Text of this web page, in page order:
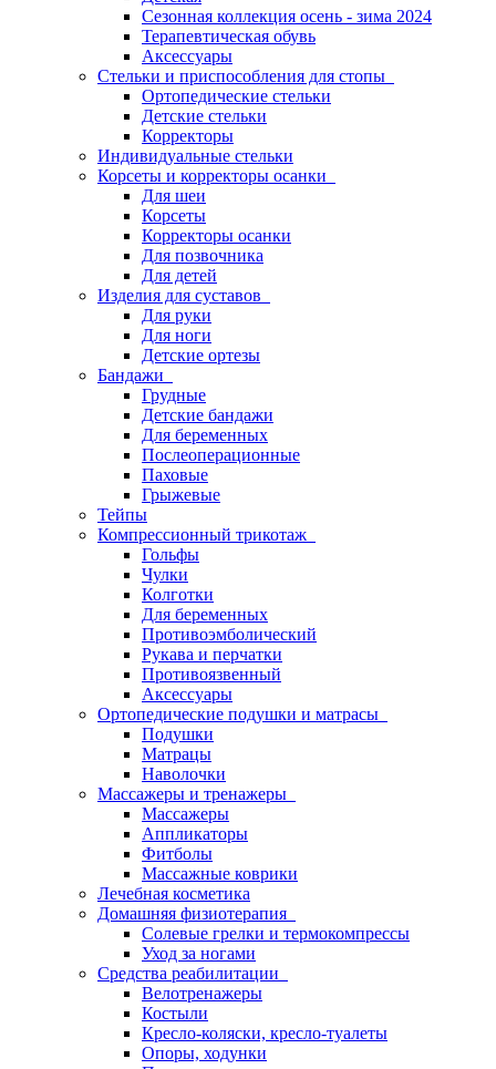
Сезонная коллекция осень - зима 2024
Терапевтическая обувь
Аксессуары
Стельки и приспособления для стопы
Ортопедические стельки
Детские стельки
Корректоры
Индивидуальные стельки
Корсеты и корректоры осанки
Для шеи
Корсеты
Корректоры осанки
Для позвочника
Для детей
Изделия для суставов
Для руки
Для ноги
Детские ортезы
Бандажи
Грудные
Детские бандажи
Для беременных
Послеоперационные
Паховые
Грыжевые
Тейпы
Компрессионный трикотаж
Гольфы
Чулки
Колготки
Для беременных
Противоэмболический
Рукава и перчатки
Противоязвенный
Аксессуары
Ортопедические подушки и матрасы
Подушки
Матрацы
Наволочки
Массажеры и тренажеры
Массажеры
Аппликаторы
Фитболы
Массажные коврики
Лечебная косметика
Домашняя физиотерапия
Солевые грелки и термокомпрессы
Уход за ногами
Средства реабилитации
Велотренажеры
Костыли
Кресло-коляски, кресло-туалеты
Опоры, ходунки